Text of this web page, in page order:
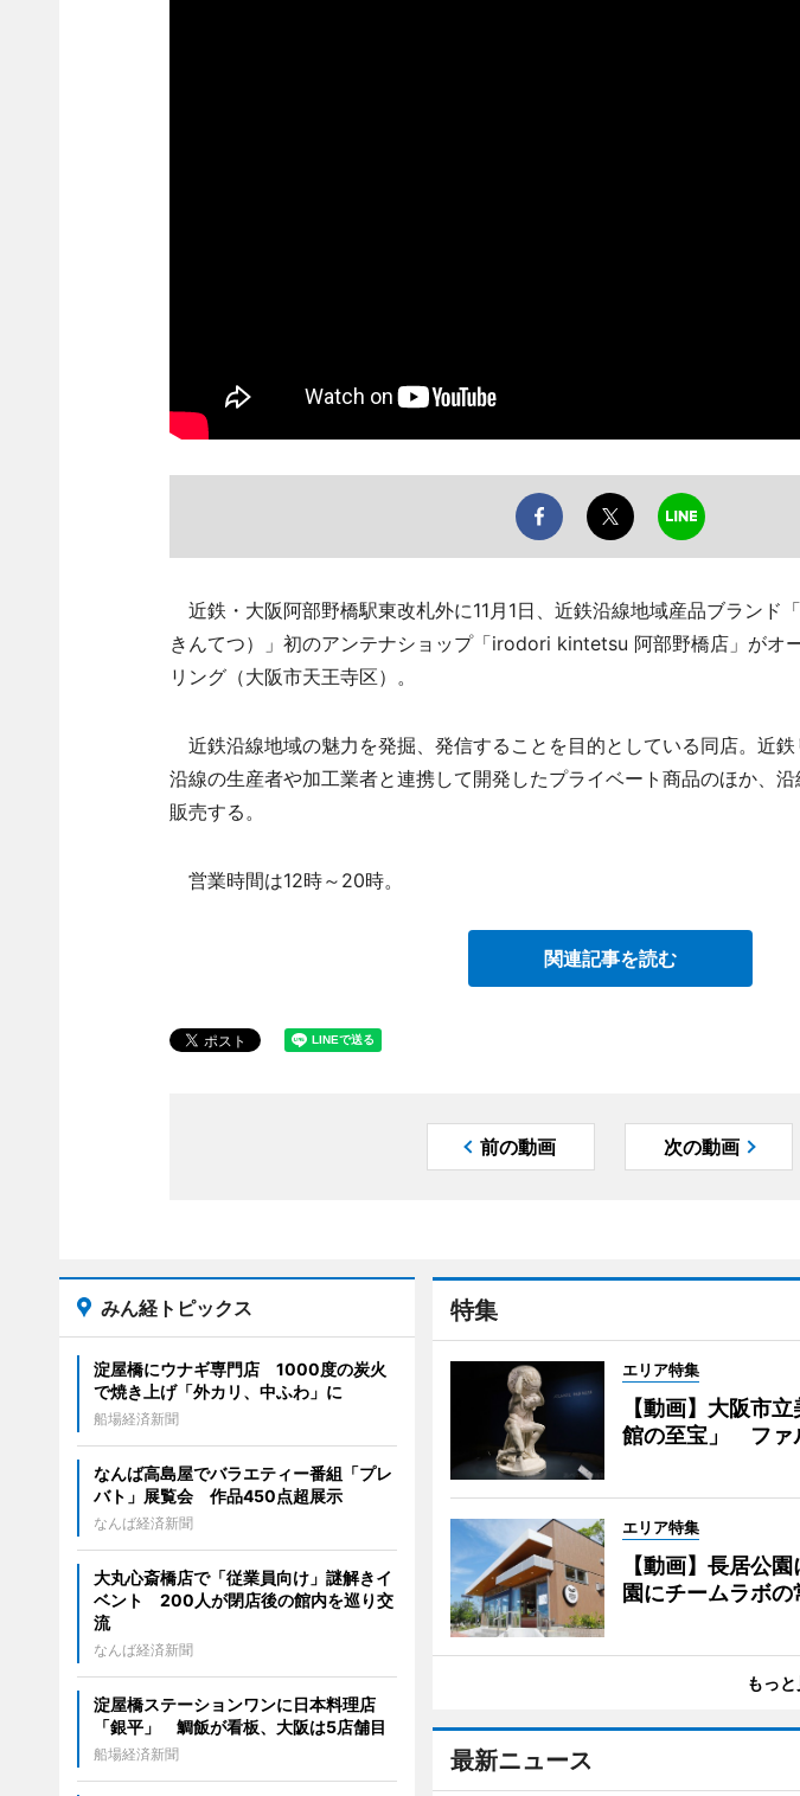
近鉄・大阪阿部野橋駅東改札外に11月1日、近鉄沿線地域産品ブランド
きんてつ）」初のアンテナショップ「irodori kintetsu 阿部野橋店」がオ
リング（大阪市天王寺区）。
近鉄沿線地域の魅力を発掘、発信することを目的としている同店。近
沿線の生産者や加工業者と連携して開発したプライベート商品のほか、
販売する。
営業時間は12時～20時。
関連記事を読む
前の動画 次の動画
特集
エリア特集
【動画】大阪市
館の至宝」 ファ
エリア特集
【動画】長居公
園にチームラボの
もっ
最新ニュース
みん経トピックス
淀屋橋にウナギ専門店 1000度の炭火
で焼き上げ「外カリ、中ふわ」に
船場経済新聞
なんば高島屋でバラエティー番組「プレ
バト」展覧会 作品450点超展示
なんば経済新聞
大丸心斎橋店で「従業員向け」謎解きイ
ベント 200人が閉店後の館内を巡り交
流
なんば経済新聞
淀屋橋ステーションワンに日本料理店
「銀平」 鯛飯が看板、大阪は5店舗目
船場経済新聞